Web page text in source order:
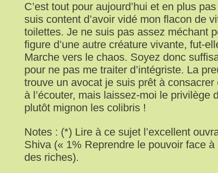
C’est tout pour aujourd’hui et en plus
suis content d’avoir vidé mon flacon de
toilettes. Je ne suis pas assez méchant
figure d’une autre créature vivante, fut-
Marche vers le chaos. Soyez donc
pour ne pas me traiter d’intégriste. La
trouve un avocat je suis prêt à
à l’écouter, mais laissez-moi le privilège
plutôt mignon les colibris !
Notes : (*) Lire à ce sujet l’excellent
Shiva (« 1% Reprendre le pouvoir face
des riches).